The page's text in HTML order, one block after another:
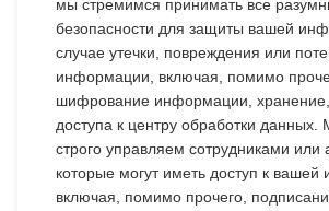
мы стремимся принимать все
безопасности для защиты вашей
случае утечки, повреждения или
информации, включая, помимо
шифрование информации, хранение,
доступа к центру обработки данных.
строго управляем сотрудниками или
которые могут иметь доступ к вашей
включая, помимо прочего,